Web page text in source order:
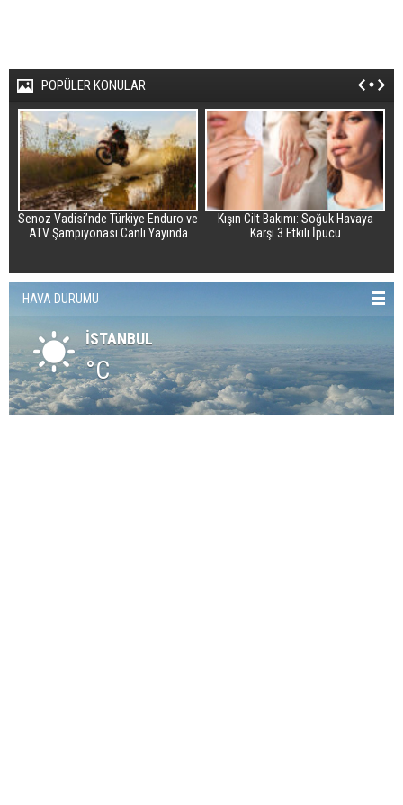
POPÜLER KONULAR
Senoz Vadisi’nde Türkiye Enduro ve
ATV Şampiyonası Canlı Yayında
Kışın Cilt Bakımı: Soğuk Havaya
Karşı 3 Etkili İpucu
HAVA DURUMU
İSTANBUL
°C